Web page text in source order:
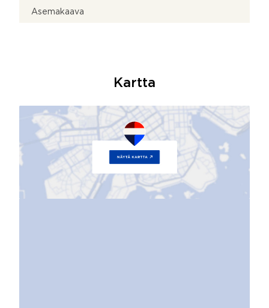
Asemakaava
Kartta